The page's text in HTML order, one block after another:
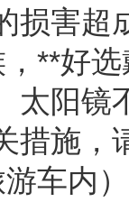
损害超
**好
太阳镜
措施，
车内